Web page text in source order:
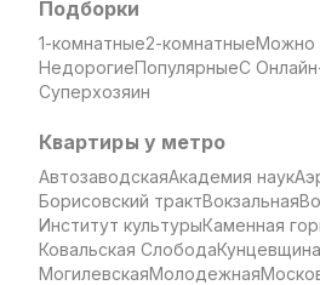
Подборки
1-комнатные2-комнатныеМожно
НедорогиеПопулярныеС
Суперхозяин
Квартиры у метро
АвтозаводскаяАкадемия наук
Борисовский трактВокзальная
Институт культурыКаменная
Ковальская СлободаКунцевщина
МогилевскаяМолодежная